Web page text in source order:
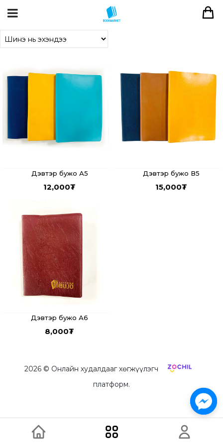
Дэвтэр бужо А5
12,000₮
Дэвтэр бужо В5
15,000₮
Дэвтэр бужо А6
8,000₮
2026© Онлайн худалдааг хөгжүүлэгч
платформ.